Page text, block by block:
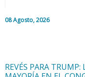
08 Agosto, 2026
Editorial
REVÉS PARA